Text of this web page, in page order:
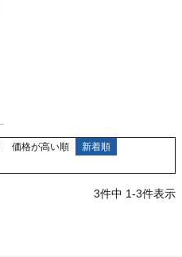
価格が高い順
新着順
3件中 1-3件表示